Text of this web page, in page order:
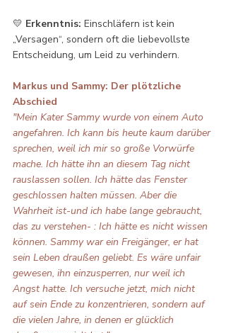
💛 Erkenntnis: Einschläfern ist kein
„Versagen“, sondern oft die liebevollste
Entscheidung, um Leid zu verhindern.
Markus und Sammy: Der plötzliche
Abschied
"Mein Kater Sammy wurde von einem Auto
angefahren. Ich kann bis heute kaum darüber
sprechen, weil ich mir so große Vorwürfe
mache. Ich hätte ihn an diesem Tag nicht
rauslassen sollen. Ich hätte das Fenster
geschlossen halten müssen. Aber die
Wahrheit ist-und ich habe lange gebraucht,
das zu verstehen- : Ich hätte es nicht wissen
können. Sammy war ein Freigänger, er hat
sein Leben draußen geliebt. Es wäre unfair
gewesen, ihn einzusperren, nur weil ich
Angst hatte. Ich versuche jetzt, mich nicht
auf sein Ende zu konzentrieren, sondern auf
die vielen Jahre, in denen er glücklich